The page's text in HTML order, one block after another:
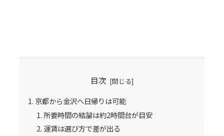
目次
京都から金沢へ日帰りは可能
所要時間の結論は約2時間台が目安
運賃は選び方で差が出る